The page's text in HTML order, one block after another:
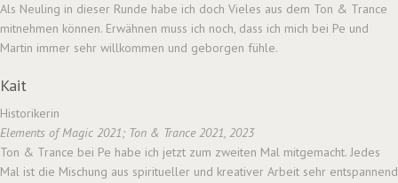
Als Neuling in dieser Runde habe ich doch Vieles aus dem Ton & Trance
mitnehmen können. Erwähnen muss ich noch, dass ich mich bei Pe und
Martin immer sehr willkommen und geborgen fühle.
Kait
Historikerin
Elements of Magic 2021; Ton & Trance 2021, 2023
Ton & Trance bei Pe habe ich jetzt zum zweiten Mal mitgemacht. Jedes
Mal ist die Mischung aus spiritueller und kreativer Arbeit sehr entspannend